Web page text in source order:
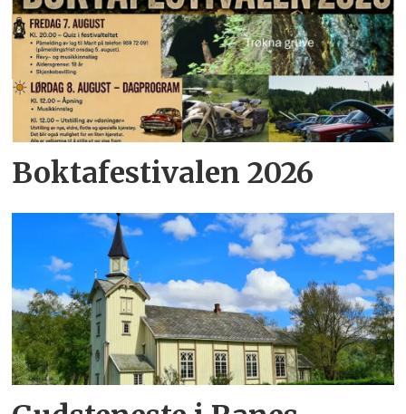
Boktafestivalen 2026